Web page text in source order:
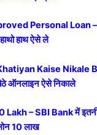
Personal Loan –
हाथ ऐसे ले
Kaise Nikale
ऑनलाइन ऐसे निकाले
– SBI Bank में
10 लाख